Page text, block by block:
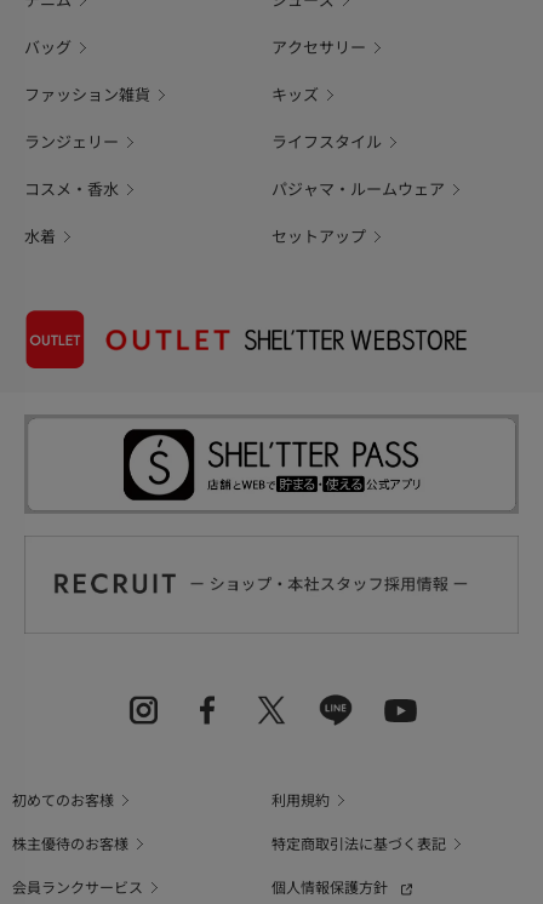
バッグ アクセサリー
ファッション雑貨 キッズ
ランジェリー ライフスタイル
コスメ・香水 パジャマ・ルームウェア
水着 セットアップ
初めてのお客様
利用規約
株主優待のお客様
特定商取引法に基づく表記
会員ランクサービス
個人情報保護方針